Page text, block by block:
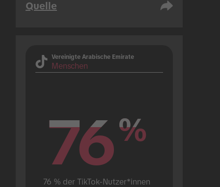
Quelle
Vereinigte Arabische Emirate
Menschen
76%
76%
76 % der TikTok-Nutzer*innen